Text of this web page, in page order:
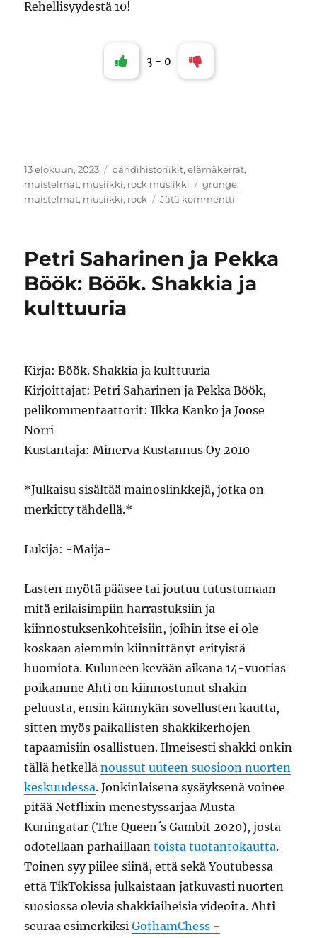
Rehellisyydestä 10!
3 - 0
Julkaistu
13 elokuun, 2023 Kategoriat
bändihistoriikit,elämäkerrat,
muistelmat, musiikki, rock musiikki Avainsanat
grunge,
muistelmat, musiikki, rock Jätä kommentti
backwards
and
weep
Petri Saharinen ja Pekka
Böök: Böök. Shakkia ja
kulttuuria
Kirja: Böök. Shakkia ja kulttuuria
Kirjoittajat: Petri Saharinen ja Pekka Böök,
pelikommentaattorit: Ilkka Kanko ja Joose
Norri
Kustantaja: Minerva Kustannus Oy 2010
*Julkaisu sisältää mainoslinkkejä, jotka on
merkitty tähdellä.*
Lukija: -Maija-
Lasten myötä pääsee tai joutuu tutustumaan
mitä erilaisimpiin harrastuksiin ja
kiinnostuksenkohteisiin, joihin itse ei ole
koskaan aiemmin kiinnittänyt erityistä
huomiota. Kuluneen kevään aikana 14-vuotias
poikamme Ahti on kiinnostunut shakin
peluusta, ensin kännykän sovellusten kautta,
sitten myös paikallisten shakkikerhojen
tapaamisiin osallistuen. Ilmeisesti shakki onkin
tällä hetkellänoussut uuteen suosioon nuorten
keskuudessa. Jonkinlaisena sysäyksenä voinee
pitää Netflixin menestyssarjaa Musta
Kuningatar (The Queen´s Gambit 2020), josta
odotellaan parhaillaantoista tuotantokautta.
Toinen syy piilee siinä, että sekä Youtubessa
että TikTokissa julkaistaan jatkuvasti nuorten
suosiossa olevia shakkiaiheisia videoita. Ahti
seuraa esimerkiksiGothamChess -